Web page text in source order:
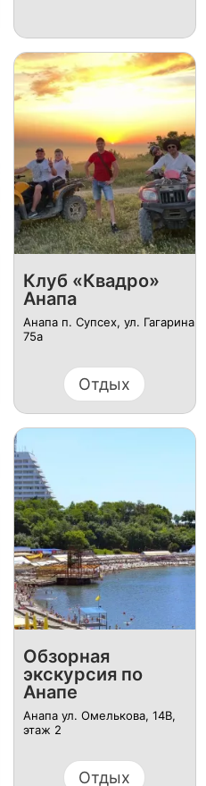
Клуб «Квадро»
Анапа
Анапа п. Супсех, ул. Гагарина
75а
Отдых
Обзорная
экскурсия по
Анапе
Анапа ул. Омелькова, 14В,
этаж 2
Отдых